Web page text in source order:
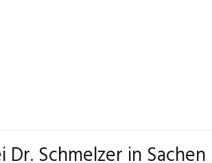
Schmelzer in Sachen